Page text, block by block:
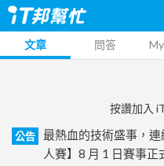
文章 問答
按讚加入
公告
最熱血的技術盛事，
人賽】8 月 1 日賽事正